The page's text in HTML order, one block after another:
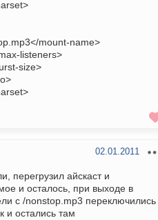
mount-name>
listeners>
size>
02.01.2011
перегрузил айскаст и
и осталось, при выходе в
с /nonstop.mp3 переключились
и остались там